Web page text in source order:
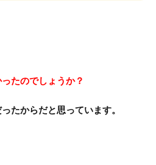
たのでしょうか？
たからだと思っています。